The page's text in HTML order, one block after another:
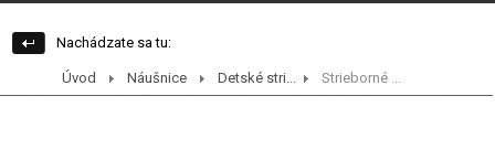
Nachádzate sa tu:
Úvod Náušnice Detské stri... Strieborné ...